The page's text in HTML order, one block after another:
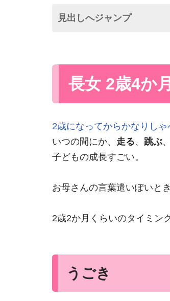
見出しへジャンプ
長女 2歳4か月
2歳になってからかなりしゃ
いつの間にか、 走る、 跳ぶ
子どもの成長すごい。
お母さんの言葉遣いぽいと
2歳2か月くらいのタイミン
うごき